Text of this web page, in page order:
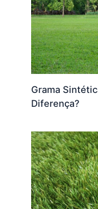
Grama
Diferença?